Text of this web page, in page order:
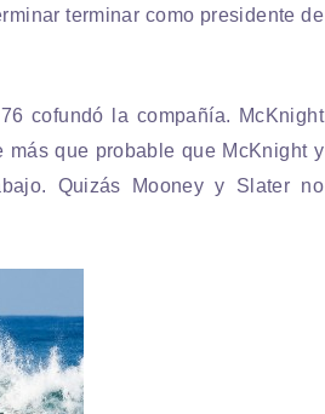
terminar como presidente de
cofundó la compañía. McKnight
que probable que McKnight y
Quizás Mooney y Slater no